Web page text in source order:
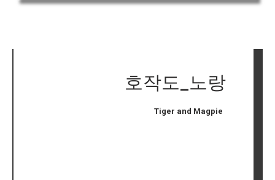
호작도_노랑
Tiger and Magpie